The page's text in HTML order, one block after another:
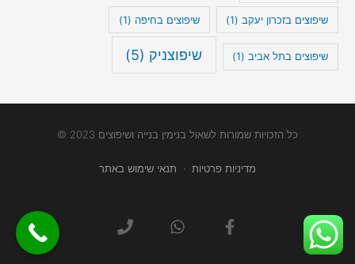
שיפוצים בזכרון יעקב(1) שיפוצים בחיפה (1)
שיפוצים בתל אביב(1) שיפוצניק (5)
כל הזכויות שמורות לשאול בנימין בנייה ושיפוצים 2023 ©
מדיניות פרטיות · תנאי שימוש באתר
F
a
W
h
h